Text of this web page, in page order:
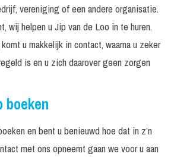
vereniging of een andere organisatie.
wij helpen u Jip van de Loo in te huren.
u makkelijk in contact, waarna u zeker
is en u zich daarover geen zorgen
boeken
en bent u benieuwd hoe dat in z’n
met ons opneemt gaan we voor u aan